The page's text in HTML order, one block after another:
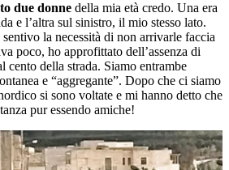
due donne della mia età credo. Una era
e l’altra sul sinistro, il mio stesso lato.
la necessità di non arrivarle faccia
poco, ho approfittato dell’assenza di
cento della strada. Siamo entrambe
e “aggregante”. Dopo che ci siamo
si sono voltate e mi hanno detto che
pur essendo amiche!